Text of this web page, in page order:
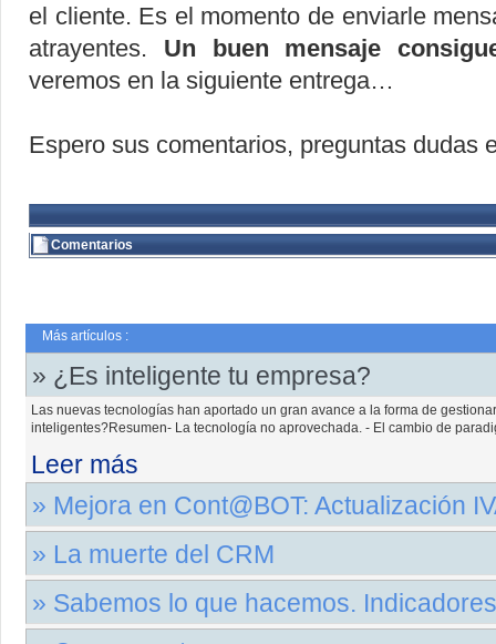
el cliente. Es el momento de enviarle
atrayentes. Un buen mensaje
veremos en la siguiente entrega…
Espero sus comentarios, preguntas dudas
Comentarios
Más artículos :
» ¿Es inteligente tu empresa?
Las nuevas tecnologías han aportado un gran avance a la forma de
inteligentes?Resumen- La tecnología no aprovechada. - El cambio de
Leer más
» Mejora en Cont@BOT: Actualización
Leer más
» La muerte del CRM
tiene que ser así?.....ResumenEl desastre de una implantación de CRM.
» Sabemos lo que hacemos.